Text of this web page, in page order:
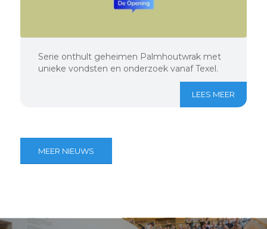
Serie onthult geheimen Palmhoutwrak met
unieke vondsten en onderzoek vanaf Texel.
LEES MEER
MEER NIEUWS